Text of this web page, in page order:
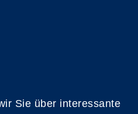
Sie über interessante